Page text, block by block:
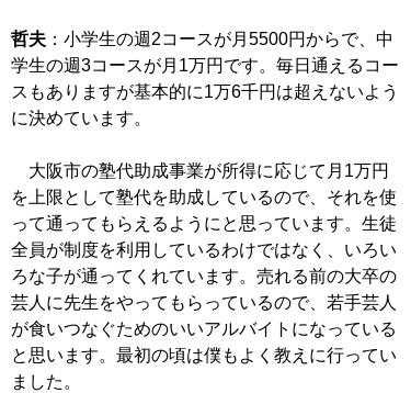
哲夫 ：小学生の週2コースが月5500円からで、中
学生の週3コースが月1万円です。毎日通えるコー
スもありますが基本的に1万6千円は超えないよう
に決めています。
大阪市の塾代助成事業が所得に応じて月1万円
を上限として塾代を助成しているので、それを使
って通ってもらえるようにと思っています。生徒
全員が制度を利用しているわけではなく、いろい
ろな子が通ってくれています。売れる前の大卒の
芸人に先生をやってもらっているので、若手芸人
が食いつなぐためのいいアルバイトになっている
と思います。最初の頃は僕もよく教えに行ってい
ました。